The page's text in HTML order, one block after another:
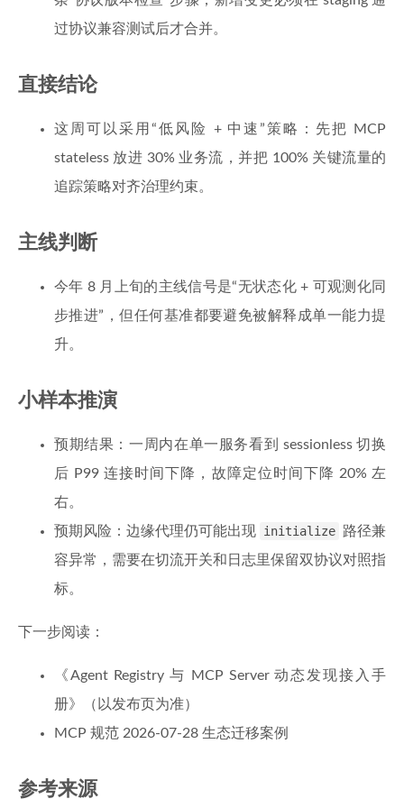
过协议兼容测试后才合并。
直接结论
这周可以采用“低风险 + 中速”策略：先把 MCP
stateless 放进 30% 业务流，并把 100% 关键流量的
追踪策略对齐治理约束。
主线判断
今年 8 月上旬的主线信号是“无状态化 + 可观测化同
步推进”，但任何基准都要避免被解释成单一能力提
升。
小样本推演
预期结果：一周内在单一服务看到 sessionless 切换
后 P99 连接时间下降，故障定位时间下降 20% 左
右。
预期风险：边缘代理仍可能出现 initialize 路径兼
容异常，需要在切流开关和日志里保留双协议对照指
标。
下一步阅读：
《Agent Registry 与 MCP Server 动态发现接入手
册》（以发布页为准）
MCP 规范 2026-07-28 生态迁移案例
参考来源